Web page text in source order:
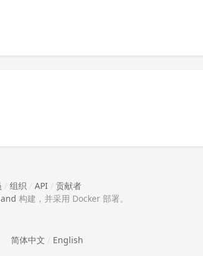
/ 组织 / API / 贡献者
构建，并采用 Docker 部署。
简体中文 / English